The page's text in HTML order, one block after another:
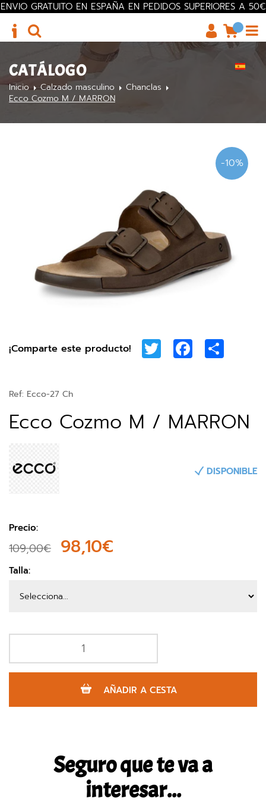
ENVIO GRATUITO EN ESPAÑA EN PEDIDOS SUPERIORES A 50€
CATÁLOGO
Inicio Calzado masculino
Chanclas
Ecco Cozmo M / MARRON
-10%
¡Comparte este producto! Twitter Facebook
Ref: Ecco-27 Ch
Ecco Cozmo M / MARRON
DISPONIBLE
Precio:
109,00€ 98,10€
Talla:
AÑADIR A CESTA
Seguro que te va a
interesar...